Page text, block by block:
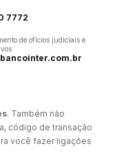
7772
de ofícios judiciais e
. Também não
código de transação
você fazer ligações